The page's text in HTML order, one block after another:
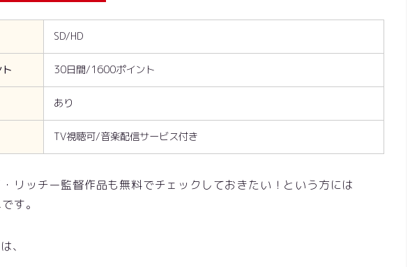
SD/HD
30日間/1600ポイント
あり
TV視聴可/音楽配信サービス付き
リッチー監督作品も無料でチェックしておきたい！という方には
す。
、